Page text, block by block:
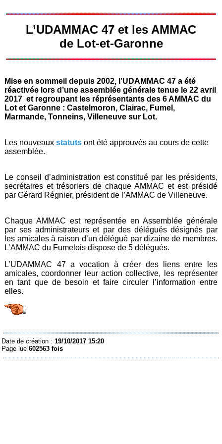
L’UDAMMAC 47 et les AMMAC
de Lot-et-Garonne
Mise en sommeil depuis 2002, l’UDAMMAC 47 a été
réactivée lors d’une assemblée générale tenue le 22 avril
2017 et regroupant les réprésentants des 6 AMMAC du
Lot et Garonne : Castelmoron, Clairac, Fumel,
Marmande, Tonneins, Villeneuve sur Lot.
Les nouveauxstatuts ont été approuvés au cours de cette
assemblée.
Le conseil d’administration est constitué par les présidents,
secrétaires et trésoriers de chaque AMMAC et est présidé
par Gérard Régnier, président de l’AMMAC de Villeneuve.
Chaque AMMAC est représentée en Assemblée générale
par ses administrateurs et par des délégués désignés par
les amicales à raison d’un délégué par dizaine de membres.
L’AMMAC du Fumelois dispose de 5 délégués.
L’UDAMMAC 47 a vocation à créer des liens entre les
amicales, coordonner leur action collective, les représenter
en tant que de besoin et faire circuler l’information entre
elles.
Date de création :19/10/2017 15:20
Page lue602563 fois